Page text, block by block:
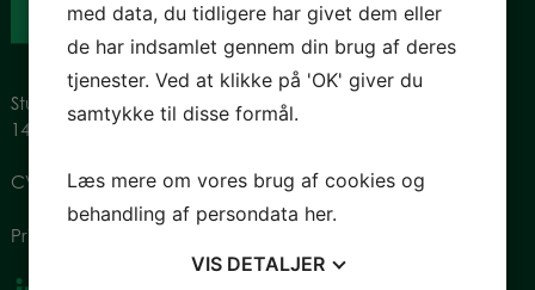
Studiestræde 28, st.
1455 København
CVR: 34774080
Privatlivspolitik
med data, du tidligere har givet dem eller
de har indsamlet gennem din brug af deres
tjenester. Ved at klikke på 'OK' giver du
samtykke til disse formål.
Læs mere om vores brug af cookies og
behandling af persondata her.
VIS DETALJER